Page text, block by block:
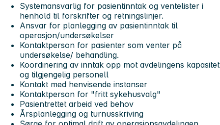
Systemansvarlig for pasientinntak og ventelister i
henhold til forskrifter og retningslinjer.
Ansvar for planlegging av pasientinntak til
operasjon/undersøkelser
Kontaktperson for pasienter som venter på
undersøkelse/ behandling.
Koordinering av inntak opp mot avdelingens kapasitet
og tilgjengelig personell
Kontakt med henvisende instanser
Kontaktperson for "fritt sykehusvalg"
Pasientrettet arbeid ved behov
Årsplanlegging og turnusskriving